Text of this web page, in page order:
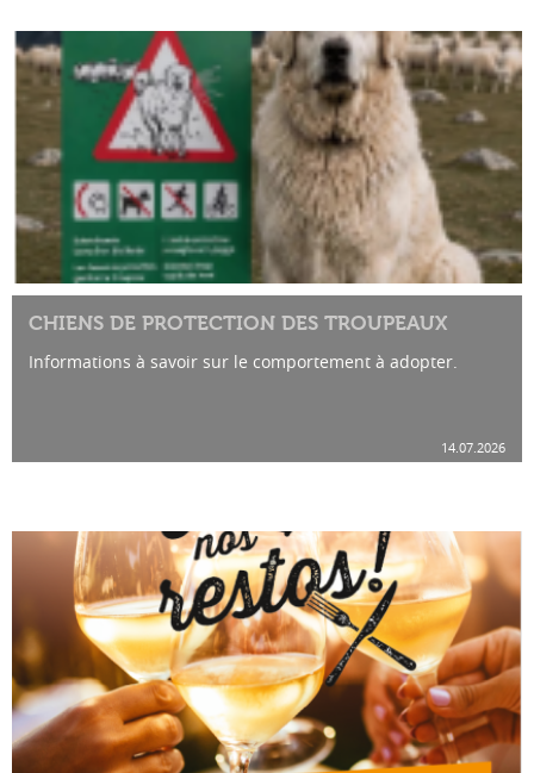
CHIENS DE PROTECTION DES TROUPEAUX
Informations à savoir sur le comportement à adopter.
14.07.2026